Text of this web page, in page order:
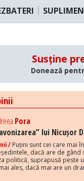
Susține
Donează
Pora
lui Nicușor
/ Puțini sunt cei care mai
dacă are de gând
politică, suprapusă peste
ales, dacă mai are un